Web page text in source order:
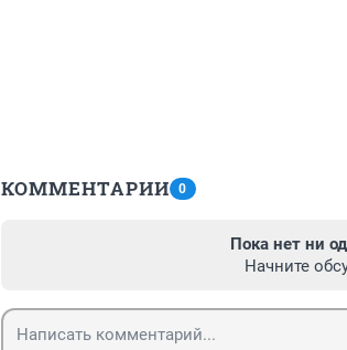
КОММЕНТАРИИ 0
Пока нет ни
Начните